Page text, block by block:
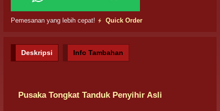
Pemesanan yang lebih cepat! Quick Order
Deskripsi Info Tambahan
Pusaka Tongkat Tanduk Penyihir Asli